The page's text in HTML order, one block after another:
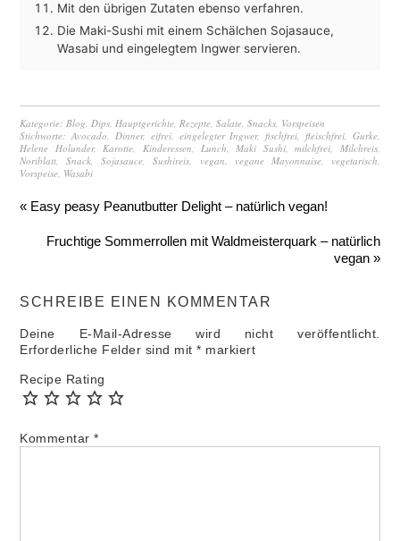
Mit den übrigen Zutaten ebenso verfahren.
Die Maki-Sushi mit einem Schälchen Sojasauce,
Wasabi und eingelegtem Ingwer servieren.
Kategorie:Blog,Dips,Hauptgerichte,Rezepte,Salate,Snacks, Vorspeisen
Stichworte:Avocado, Dinner, eifrei, eingelegter Ingwer,fischfrei, fleischfrei, Gurke,
Helene Holunder,Karotte, Kinderessen,Lunch,Maki Sushi,milchfrei, Milchreis,
Noriblatt,Snack,Sojasauce,Sushireis, vegan, vegane Mayonnaise, vegetarisch,
Vorspeise, Wasabi
« Easy peasy Peanutbutter Delight – natürlich vegan!
Fruchtige Sommerrollen mit Waldmeisterquark – natürlich
vegan »
SCHREIBE EINEN KOMMENTAR
Deine E-Mail-Adresse wird nicht veröffentlicht.
Erforderliche Felder sind mit* markiert
Recipe Rating
Kommentar*